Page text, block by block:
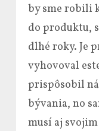
by sme robili
do produktu,
dlhé roky. Je
vyhovoval
prispôsobil
bývania, no
musí aj